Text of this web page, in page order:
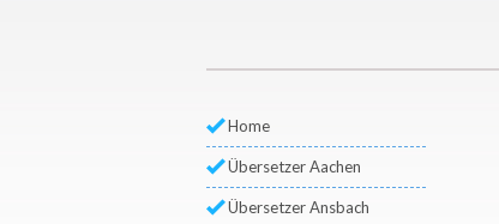
Home
Übersetzer Aachen
Übersetzer Ansbach